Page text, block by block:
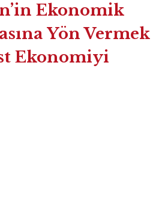
Ekonomik
Yön Vermek
Ekonomiyi